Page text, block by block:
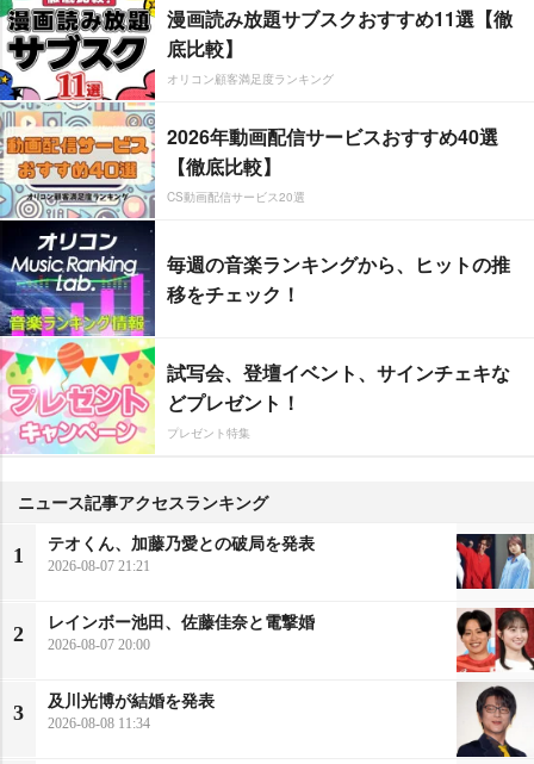
漫画読み放題サブスクおすすめ11選【徹
底比較】
オリコン顧客満足度ランキング
2026年動画配信サービスおすすめ40選
【徹底比較】
CS動画配信サービス20選
毎週の音楽ランキングから、ヒットの推
移をチェック！
試写会、登壇イベント、サインチェキな
どプレゼント！
プレゼント特集
ニュース記事アクセスランキング
1
テオくん、加藤乃愛との破局を発表
2026-08-07 21:21
2
レインボー池田、佐藤佳奈と電撃婚
2026-08-07 20:00
3
及川光博が結婚を発表
2026-08-08 11:34